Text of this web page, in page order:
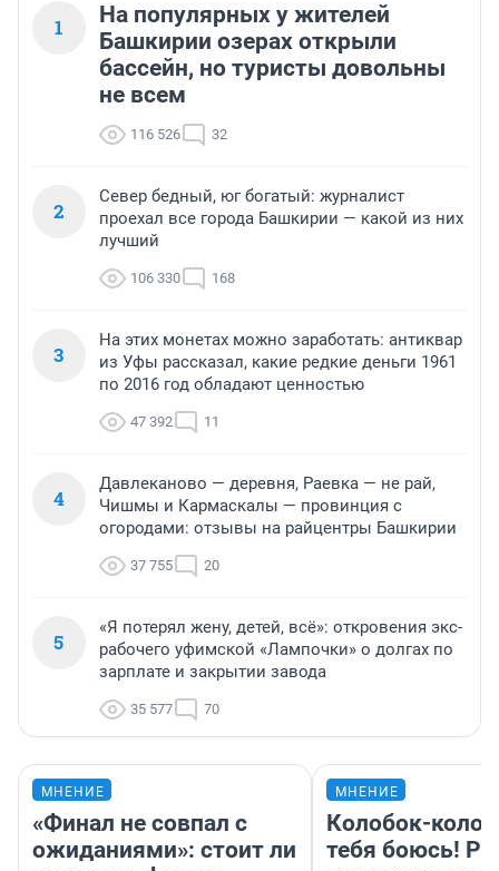
1
На популярных у жителей
Башкирии озерах открыли
бассейн, но туристы довольны
не всем
116 526 32
2
Север бедный, юг богатый: журналист
проехал все города Башкирии — какой из них
лучший
106 330 168
3
На этих монетах можно заработать: антиквар
из Уфы рассказал, какие редкие деньги 1961
по 2016 год обладают ценностью
47 392 11
4
Давлеканово — деревня, Раевка — не рай,
Чишмы и Кармаскалы — провинция с
огородами: отзывы на райцентры Башкирии
37 755 20
5
«Я потерял жену, детей, всё»: откровения экс-
рабочего уфимской «Лампочки» о долгах по
зарплате и закрытии завода
35 577 70
МНЕНИЕ
«Финал не совпал с
ожиданиями»: стоит ли
МНЕНИЕ
Колобок-
тебя боюсь!